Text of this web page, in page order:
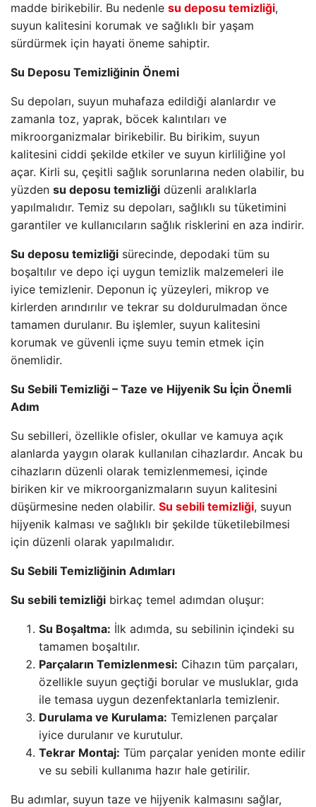
madde birikebilir. Bu nedenle su deposu temizliği,
suyun kalitesini korumak ve sağlıklı bir yaşam
sürdürmek için hayati öneme sahiptir.
Su Deposu Temizliğinin Önemi
Su depoları, suyun muhafaza edildiği alanlardır ve
zamanla toz, yaprak, böcek kalıntıları ve
mikroorganizmalar birikebilir. Bu birikim, suyun
kalitesini ciddi şekilde etkiler ve suyun kirliliğine yol
açar. Kirli su, çeşitli sağlık sorunlarına neden olabilir, bu
yüzden su deposu temizliği düzenli aralıklarla
yapılmalıdır. Temiz su depoları, sağlıklı su tüketimini
garantiler ve kullanıcıların sağlık risklerini en aza indirir.
Su deposu temizliği sürecinde, depodaki tüm su
boşaltılır ve depo içi uygun temizlik malzemeleri ile
iyice temizlenir. Deponun iç yüzeyleri, mikrop ve
kirlerden arındırılır ve tekrar su doldurulmadan önce
tamamen durulanır. Bu işlemler, suyun kalitesini
korumak ve güvenli içme suyu temin etmek için
önemlidir.
Su Sebili Temizliği – Taze ve Hijyenik Su İçin Önemli
Adım
Su sebilleri, özellikle ofisler, okullar ve kamuya açık
alanlarda yaygın olarak kullanılan cihazlardır. Ancak bu
cihazların düzenli olarak temizlenmemesi, içinde
biriken kir ve mikroorganizmaların suyun kalitesini
düşürmesine neden olabilir. Su sebili temizliği, suyun
hijyenik kalması ve sağlıklı bir şekilde tüketilebilmesi
için düzenli olarak yapılmalıdır.
Su Sebili Temizliğinin Adımları
Su sebili temizliği birkaç temel adımdan oluşur:
Su Boşaltma: İlk adımda, su sebilinin içindeki su
tamamen boşaltılır.
Parçaların Temizlenmesi: Cihazın tüm parçaları,
özellikle suyun geçtiği borular ve musluklar, gıda
ile temasa uygun dezenfektanlarla temizlenir.
Durulama ve Kurulama: Temizlenen parçalar
iyice durulanır ve kurutulur.
Tekrar Montaj: Tüm parçalar yeniden monte edilir
ve su sebili kullanıma hazır hale getirilir.
Bu adımlar, suyun taze ve hijyenik kalmasını sağlar,